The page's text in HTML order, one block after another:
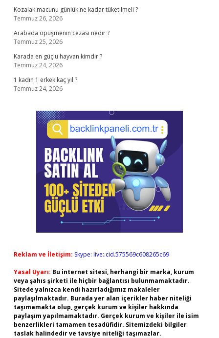
Kozalak macunu günlük ne kadar tüketilmeli ?
Temmuz 26, 2026
Arabada öpüşmenin cezası nedir ?
Temmuz 25, 2026
Karada en güçlü hayvan kimdir ?
Temmuz 24, 2026
1 kadın 1 erkek kaç yıl ?
Temmuz 24, 2026
Reklam ve İletişim: Skype: live:.cid.575569c608265c69
Yasal Uyarı: Bu internet sitesi, herhangi bir marka, kurum
veya şahıs şirketi ile hiçbir bağlantısı bulunmamaktadır.
Sitede yalnızca kendi hazırladığımız makaleler
paylaşılmaktadır. Burada yer alan içerikler haber niteliği
taşımamakta olup, gerçek kurum ve kişiler hakkında
paylaşım yapılmamaktadır. Gerçek kurum ve kişiler ile isim
benzerlikleri tamamen tesadüfidir. Sitemizdeki bilgiler
taslak halindedir ve tavsiye niteliği taşımazlar.